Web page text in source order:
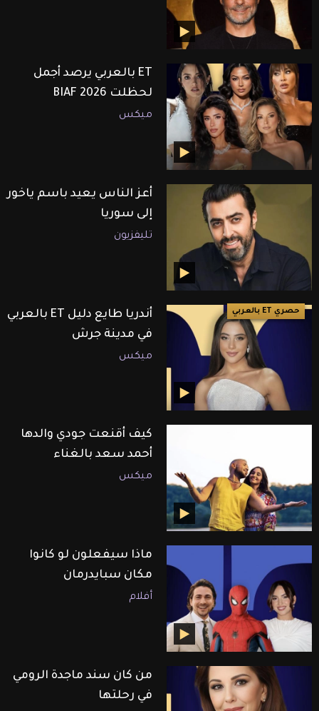
ET بالعربي يرصد أجمل
لحظلت BIAF 2026
ميكس
أعز الناس يعيد باسم ياخور
إلى سوريا
تليفزيون
حصري ET بالعربي
أندريا طايع دليل ET بالعربي
في مدينة جرش
ميكس
كيف أقنعت جودي والدها
أحمد سعد بالغناء
ميكس
ماذا سيفعلون لو كانوا
مكان سبايدرمان
أفلام
من كان سند ماجدة الرومي
في رحلتها